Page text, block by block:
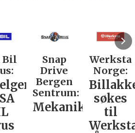
Werksta
Norge:
Billakkerer
søkes
til
Rodin &
Co AS: